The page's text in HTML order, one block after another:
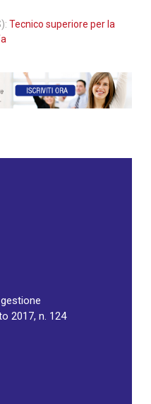
Tecnico superiore per la
2017, n. 124